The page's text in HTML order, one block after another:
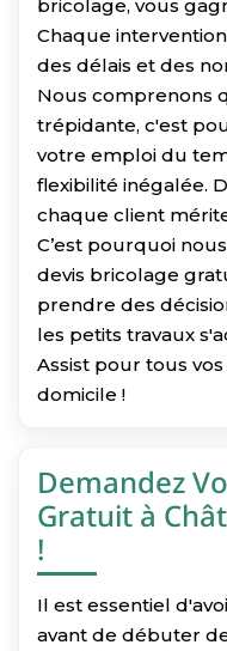
bricolage, vous
Chaque
des délais et des
Nous comprenons
trépidante, c'est
votre emploi du
flexibilité inégalée.
chaque client
C’est pourquoi
devis bricolage
prendre des
les petits travaux
Assist pour tous
domicile !
Demandez
Gratuit à
!
Il est essentiel
avant de débuter